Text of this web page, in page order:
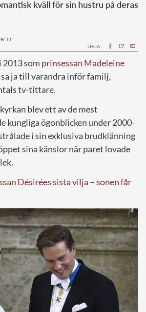
kväll för sin hustru på deras
TT
DELA:
2013 som prinsessan Madeleine
sa ja till varandra inför familj,
tv-tittare.
blev ett av de mest
kungliga ögonblicken under 2000-
i sin exklusiva brudklänning
sina känslor när paret lovade
Désirées sista vilja – sonen får